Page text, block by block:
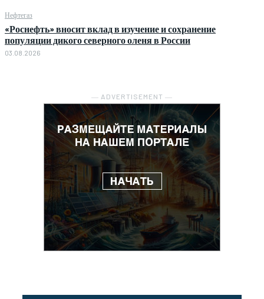
Нефтегаз
«Роснефть» вносит вклад в изучение и сохранение
популяции дикого северного оленя в России
03.08.2026
― ADVERTISEMENT ―